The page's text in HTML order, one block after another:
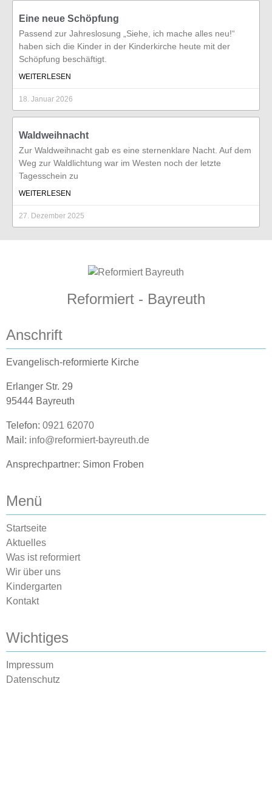
Eine neue Schöpfung
Passend zur Jahreslosung „Siehe, ich mache alles neu!“
haben sich die Kinder in der Kinderkirche heute mit der
Schöpfung beschäftigt.
WEITERLESEN
18. Januar 2026
Waldweihnacht
Zur Waldweihnacht gab es eine sternenklare Nacht. Auf dem
Weg zur Waldlichtung war im Westen noch der letzte
Tagesschein zu
WEITERLESEN
27. Dezember 2025
Reformiert - Bayreuth
Anschrift
Evangelisch-reformierte Kirche
Erlanger Str. 29
95444 Bayreuth
Telefon: 0921 62070
Mail: info@reformiert-bayreuth.de
Ansprechpartner: Simon Froben
Menü
Startseite
Aktuelles
Was ist reformiert
Wir über uns
Kindergarten
Kontakt
Wichtiges
Impressum
Datenschutz